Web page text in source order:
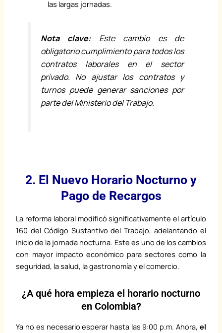
las largas jornadas.
Nota clave:Este cambio es de
obligatorio cumplimiento para todos los
contratos laborales en el sector
privado. No ajustar los contratos y
turnos puede generar sanciones por
parte del Ministerio del Trabajo.
2. El Nuevo Horario Nocturno y
Pago de Recargos
La reforma laboral modificó significativamente el artículo
160 del Código Sustantivo del Trabajo, adelantando el
inicio de la jornada nocturna. Este es uno de los cambios
con mayor impacto económico para sectores como la
seguridad, la salud, la gastronomía y el comercio.
¿A qué hora empieza el horario nocturno
en Colombia?
Ya no es necesario esperar hasta las 9:00 p.m. Ahora, el